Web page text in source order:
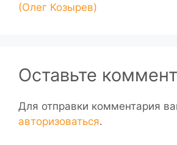
(Олег Козырев)
Оставьте
Для отправки комментария
авторизоваться.